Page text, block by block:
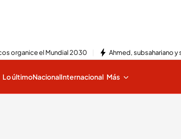
organice el Mundial 2030 Ahmed, subsahariano y
Lo últimoNacionalInternacional Más